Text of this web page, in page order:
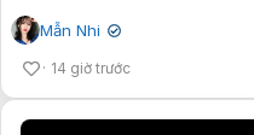
Mẫn Nhi ✔
14 giờ trước